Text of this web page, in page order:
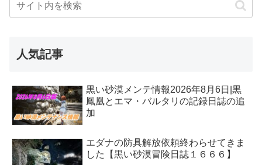
人気記事
黒い砂漠メンテ情報2026年8月6日|黒
鳳凰とエマ・バルタリの記録日誌の追
加
エダナの防具解放依頼終わらせてきま
した【黒い砂漠冒険日誌１６６６】